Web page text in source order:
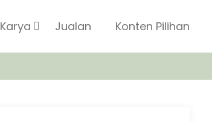
Karya Jualan Konten Pilihan